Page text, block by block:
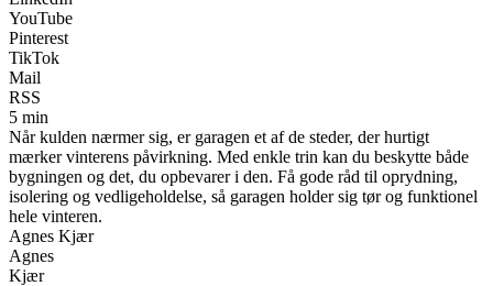
YouTube
Pinterest
TikTok
Mail
RSS
5 min
Når kulden nærmer sig, er garagen et af de steder, der hurtigt
mærker vinterens påvirkning. Med enkle trin kan du beskytte både
bygningen og det, du opbevarer i den. Få gode råd til oprydning,
isolering og vedligeholdelse, så garagen holder sig tør og funktionel
hele vinteren.
Agnes Kjær
Agnes
Kjær